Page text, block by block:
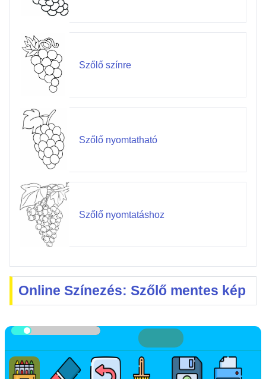
Szőlő színre
Szőlő nyomtatható
Szőlő nyomtatáshoz
Online Színezés: Szőlő mentes kép